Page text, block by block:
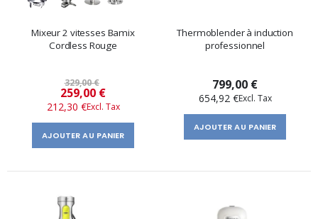
Mixeur 2 vitesses Bamix
Cordless Rouge
329,00 €
Prix
spécial
259,00 €
212,30 €
AJOUTER AU PANIER
Thermoblender à induction
professionnel
799,00 €
654,92 €
AJOUTER AU PANIER